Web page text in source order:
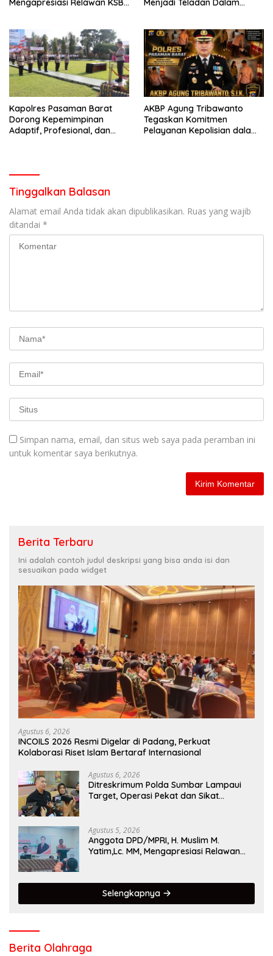
Mengapresiasi Relawan KSB
Bencana
Menjadi Teladan Dalam
Perlengkapan Keselamatan
Berkendara
Kapolres Pasaman Barat
Dorong Kepemimpinan
Adaptif, Profesional, dan
AKBP Agung Tribawanto
Tegaskan Komitmen
Pelayanan Kepolisian dalam
Tinggalkan Balasan
Alamat email Anda tidak akan dipublikasikan. Ruas yang wajib
ditandai *
Simpan nama, email, dan situs web saya pada peramban ini
untuk komentar saya berikutnya.
Berita Terbaru
Ini adalah contoh judul deskripsi yang bisa anda isi dan
sesuaikan pada widget
Agustus 6, 2026
INCOILS 2026 Resmi Digelar di Padang, Perkuat
Kolaborasi Riset Islam Bertaraf Internasional
Agustus 6, 2026
Ditreskrimum Polda Sumbar Lampaui
Target, Operasi Pekat dan Sikat
Agustus 5, 2026
Anggota DPD/MPRI, H. Muslim M.
Yatim,Lc. MM, Mengapresiasi Relawan
Selengkapnya
Berita Olahraga